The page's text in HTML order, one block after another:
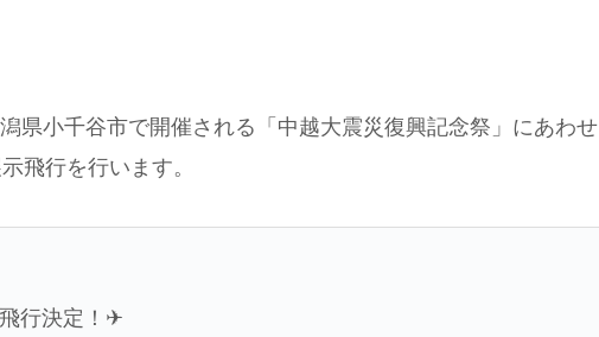
県小千谷市で開催される「中越大震災復興記念祭」にあわせ
飛行を行います。
行決定！✈